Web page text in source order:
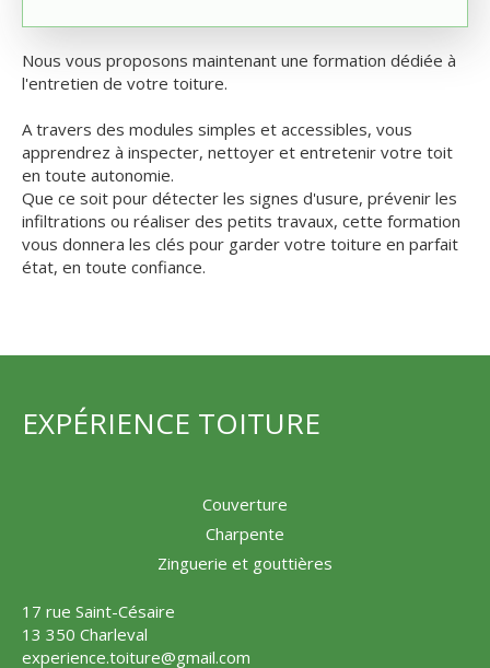
Nous vous proposons maintenant une formation dédiée à
l'entretien de votre toiture.
A travers des modules simples et accessibles, vous
apprendrez à inspecter, nettoyer et entretenir votre toit
en toute autonomie.
Que ce soit pour détecter les signes d'usure, prévenir les
infiltrations ou réaliser des petits travaux, cette formation
vous donnera les clés pour garder votre toiture en parfait
état, en toute confiance.
EXPÉRIENCE TOITURE
Couverture
Charpente
Zinguerie et gouttières
17 rue Saint-Césaire
13 350 Charleval
experience.toiture@gmail.com